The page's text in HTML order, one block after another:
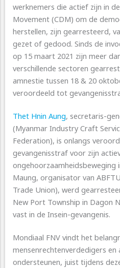
werknemers die actief zijn in
Movement (CDM) om de
herstellen, zijn gearresteerd,
gezet of gedood. Sinds de
op 15 maart 2021 zijn meer
verschillende sectoren
amnestie tussen 18 & 20
veroordeeld tot
Thet Hnin Aung, secretaris-
(Myanmar Industry Craft
Federation), is onlangs
gevangenisstraf voor zijn
ongehoorzaamheidsbeweging
Maung, organisator van
Trade Union), werd
New Port Township in Dagon
vast in de Insein-gevangenis.
Mondiaal FNV vindt het
mensenrechtenverdedigers
ondersteunen, juist tijdens